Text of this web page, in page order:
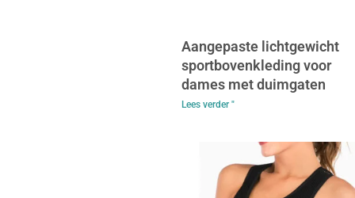
Aangepaste lichtgewicht
sportbovenkleding voor
dames met duimgaten
Lees verder "